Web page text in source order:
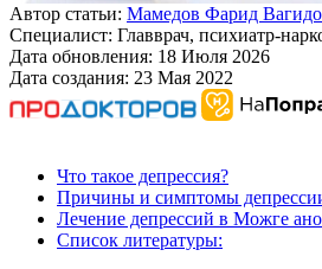
Автор статьи: Мамедов Фарид
Специалист: Главврач, психиатр-
Дата обновления: 18 Июля 2026
Дата создания: 23 Мая 2022
Что такое депрессия?
Причины и симптомы
Лечение депрессий в Можге
Список литературы: